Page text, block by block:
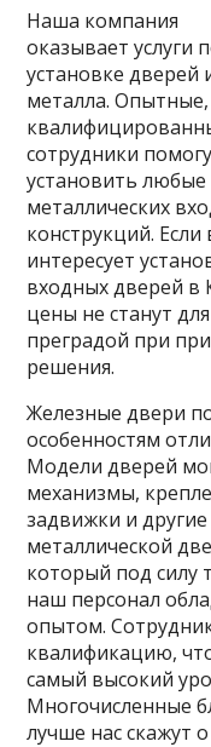
Наша компания
оказывает услуги
установке дверей
металла. Опытные,
сотрудники
установить
металлических
конструкций. Если
интересует
входных дверей в
цены не станут
преградой при
решения.
Железные двери
особенностям
Модели дверей
механизмы,
задвижки и
металлической
который под силу
наш персонал
опытом.
квалификацию,
самый высокий
Многочисленные
лучше нас скажут